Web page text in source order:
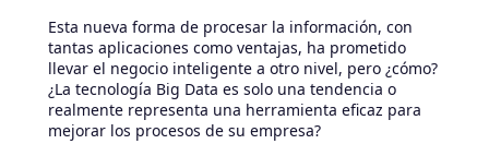
Esta nueva forma de procesar la información, con
tantas aplicaciones como ventajas, ha prometido
llevar el negocio inteligente a otro nivel, pero ¿cómo?
¿La tecnología Big Data es solo una tendencia o
realmente representa una herramienta eficaz para
mejorar los procesos de su empresa?